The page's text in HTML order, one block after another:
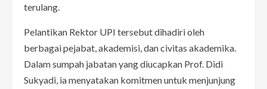
terulang.
Pelantikan Rektor UPI tersebut dihadiri oleh
berbagai pejabat, akademisi, dan civitas akademika.
Dalam sumpah jabatan yang diucapkan Prof. Didi
Sukyadi, ia menyatakan komitmen untuk menjunjung